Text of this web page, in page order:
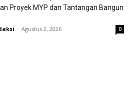
Proyek MYP dan Tantangan Bangun
- Agustus 2, 2026 0